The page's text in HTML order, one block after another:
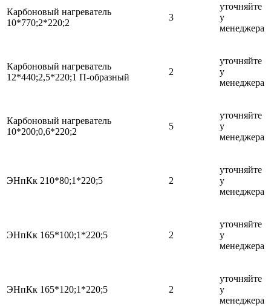
Карбоновый нагреватель
10*770;2*220;2
3
уточняйте
у
менеджера
Карбоновый нагреватель
12*440;2,5*220;1 П-образный
2
уточняйте
у
менеджера
Карбоновый нагреватель
10*200;0,6*220;2
5
уточняйте
у
менеджера
ЭНпКк 210*80;1*220;5 2
уточняйте
у
менеджера
ЭНпКк 165*100;1*220;5 2
уточняйте
у
менеджера
ЭНпКк 165*120;1*220;5 2
уточняйте
у
менеджера